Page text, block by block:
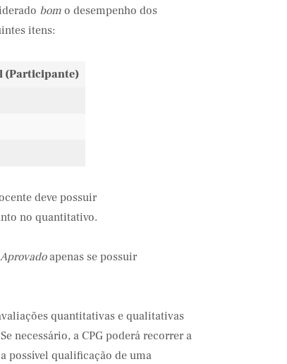
bom o desempenho dos
itens:
(Participante)
deve possuir
no quantitativo.
Aprovadoapenas se possuir
quantitativas e qualitativas
necessário, a CPG poderá recorrer a
possível qualificação de uma